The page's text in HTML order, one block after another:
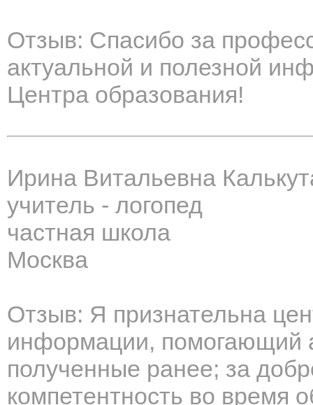
Отзыв: Спасибо за
актуальной и полезной
Центра образования!
Ирина Витальевна
учитель - логопед
частная школа
Москва
Отзыв: Я признательна
информации, помогающий
полученные ранее; за
компетентность во